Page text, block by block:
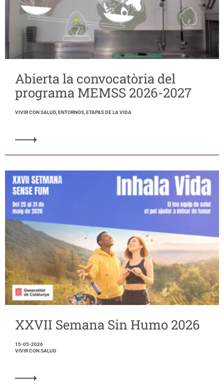
Abierta la convocatòria del
programa MEMSS 2026-2027
VIVIR CON SALUD, ENTORNOS, ETAPAS DE LA VIDA
XXVII Semana Sin Humo 2026
15-05-2026
VIVIR CON SALUD